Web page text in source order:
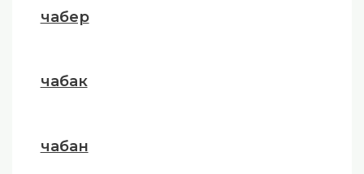
чабер
чабак
чабан